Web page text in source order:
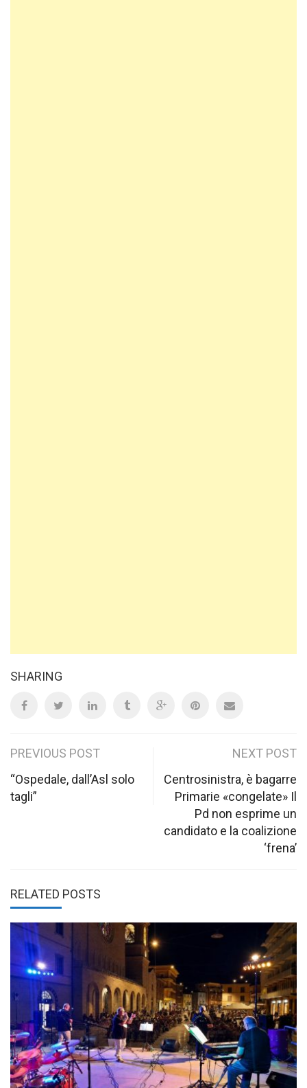
SHARING
Post
navigation
PREVIOUS POST
“Ospedale, dall’Asl solo
tagli”
NEXT POST
Centrosinistra, è bagarre
Primarie «congelate» Il
Pd non esprime un
candidato e la coalizione
‘frena’
RELATED POSTS